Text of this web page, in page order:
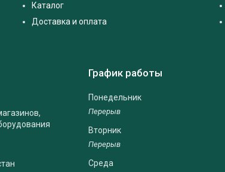
Каталог
Доставка и оплата
График работы
Понедельник
Вторник
Среда